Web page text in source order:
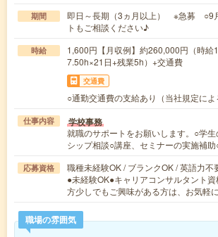
期間
即日～長期（3ヵ月以上） ※急募 ○9
トもご相談ください♪
時給
1,600円【月収例】約260,000円（時給
7.50h×21日+残業5h）+交通費
交通費
○通勤交通費の支給あり（当社規定によ
仕事内容 学校事務
就職のサポートをお願いします。○学
シップ相談○講座、セミナーの実施補
応募資格
職種未経験OK / ブランクOK / 英語力不
●未経験OK●キャリアコンサルタント
方少しでもご興味がある方は、お気
職場の雰囲気